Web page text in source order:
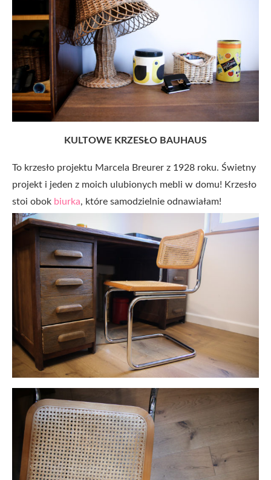
KULTOWE KRZESŁO BAUHAUS
To krzesło projektu Marcela Breurer z 1928 roku. Świetny
projekt i jeden z moich ulubionych mebli w domu! Krzesło
stoi obok biurka, które samodzielnie odnawiałam!